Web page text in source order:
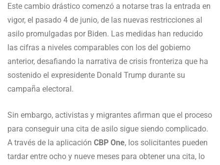
Este cambio drástico comenzó a notarse tras la entrada en
vigor, el pasado 4 de junio, de las nuevas restricciones al
asilo promulgadas por Biden. Las medidas han reducido
las cifras a niveles comparables con los del gobierno
anterior, desafiando la narrativa de crisis fronteriza que ha
sostenido el expresidente Donald Trump durante su
campaña electoral.
Sin embargo, activistas y migrantes afirman que el proceso
para conseguir una cita de asilo sigue siendo complicado.
A través de la aplicación CBP One, los solicitantes pueden
tardar entre ocho y nueve meses para obtener una cita, lo